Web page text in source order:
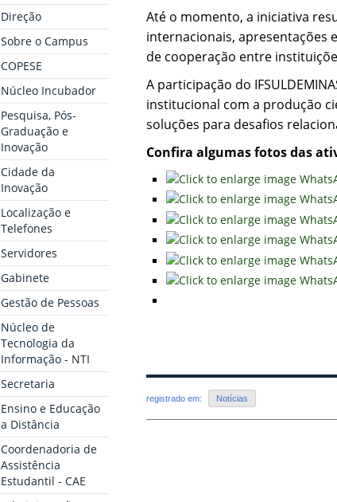
Direção
Sobre o Campus
COPESE
Núcleo Incubador
Pesquisa, Pós-
Graduação e
Inovação
Cidade da
Inovação
Localização e
Telefones
Servidores
Gabinete
Gestão de Pessoas
Núcleo de
Tecnologia da
Informação - NTI
Secretaria
Ensino e Educação
a Distância
Coordenadoria de
Assistência
Estudantil - CAE
Até o momento, a iniciativa
internacionais, apresentações
de cooperação entre
A participação do
institucional com a produção
soluções para desafios
Confira algumas fotos das
registrado em: Notícias